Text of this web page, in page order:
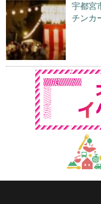
宇都宮
チンカ